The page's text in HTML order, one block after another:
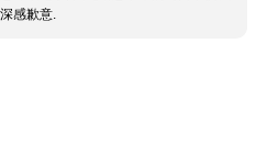
感歉意.